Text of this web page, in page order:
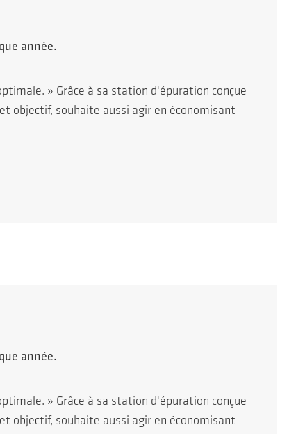
année.
» Grâce à sa station d'épuration conçue
objectif, souhaite aussi agir en économisant
année.
» Grâce à sa station d'épuration conçue
objectif, souhaite aussi agir en économisant